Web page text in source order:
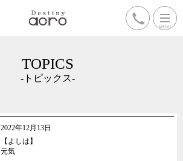
TOPICS
-トピックス-
2022年12月13日
【よしは】
元気